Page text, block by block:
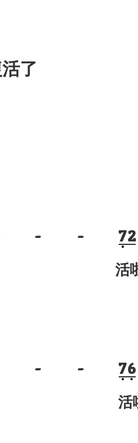
了
- - 72
活
- - 76